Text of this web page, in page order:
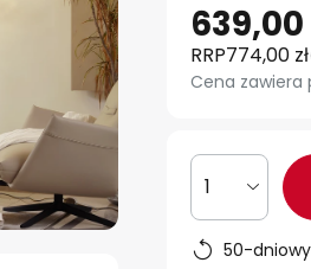
639,00
RRP774,00 zł
Cena zawiera
1
50-